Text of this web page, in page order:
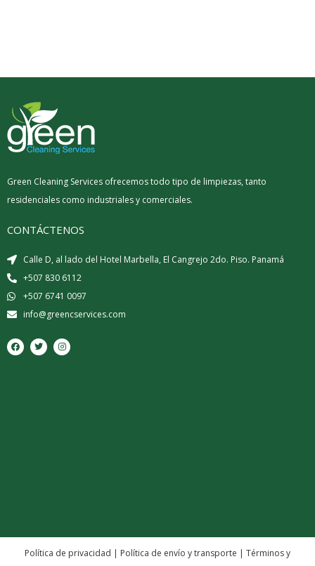
Green Cleaning Services ofrecemos todo tipo de limpiezas, tanto
residenciales como industriales y comerciales.
CONTÁCTENOS
Calle D, al lado del Hotel Marbella, El Cangrejo 2do. Piso. Panamá
+507 830 6112
+507 6741 0097
info@greencservices.com
F
a
c
T
w
i
I
n
s
Política de privacidad | Política de envío y transporte | Términos y